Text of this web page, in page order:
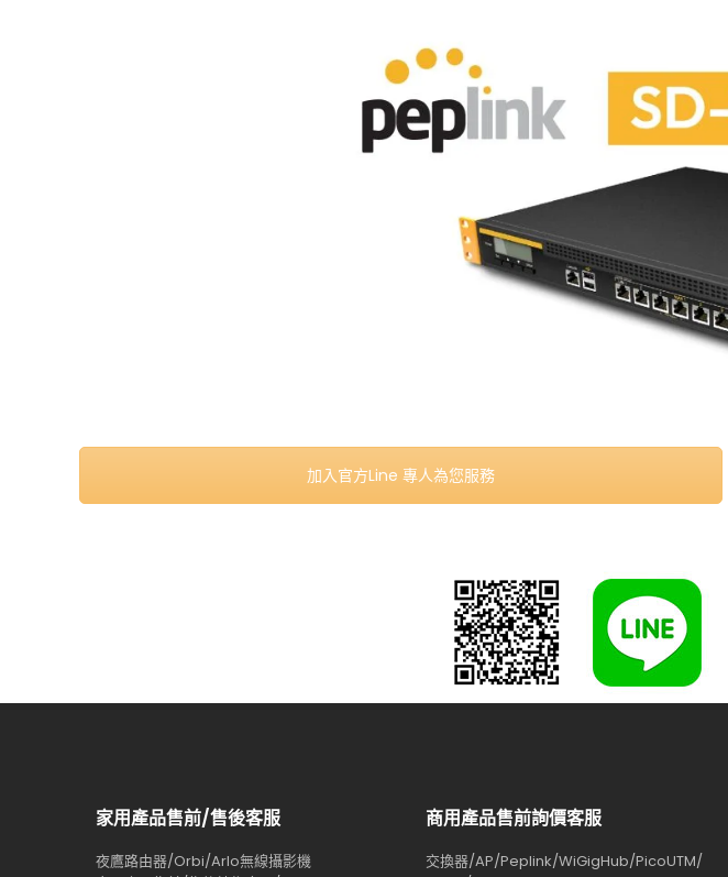
加入官方Line 專人為您服務
家用產品售前/售後客服
夜鷹路由器/Orbi/Arlo無線攝影機
商用產品售前詢價客服
交換器/AP/Peplink/WiGigHub/PicoUTM/